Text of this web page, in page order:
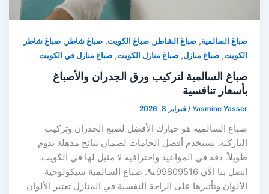
صباغ السالمية,صباغ الشاطر ,صباغ الكويت,صباغ شاطر ,صباغ شاطر
الكويت,صباغ منازل,صباغ منازل الكويت,صباغ منازل في الكويت
صباغ السالمية لتركيب ورق الجدران والأصباغ
بأسعار تنافسية
Yasmine Yasser
/فبراير 8, 2026
صباغ السالمية هو خيارك الأفضل لصبغ الجدران وتركيب
الباركيه. نستخدم أفضل الخامات لضمان نتائج مذهلة تدوم
طويلاً. دقة في المواعيد واحترافية لا مثيل لها في الكويت.
اتصل بنا الآن 99809516📞. صباغ السالمية سيكولوجية
الألوان وتأثيرها على الراحة النفسية في المنازل تعتبر الألوان